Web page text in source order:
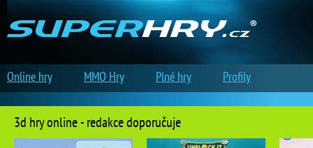
3d hry online - redakce doporučuje
Online hry MMO Hry Plné hry Profily